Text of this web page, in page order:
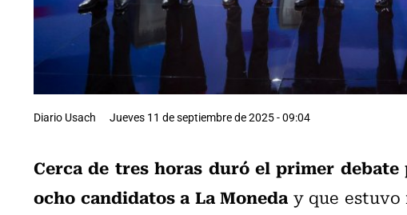
Diario Usach Jueves 11 de septiembre de 2025 - 09:04
Cerca de tres horas duró el primer
ocho candidatos a La Moneda y que estuvo